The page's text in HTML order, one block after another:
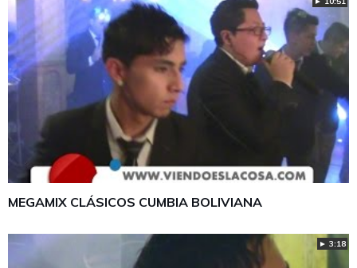
MEGAMIX CLÁSICOS CUMBIA BOLIVIANA
► 3:18